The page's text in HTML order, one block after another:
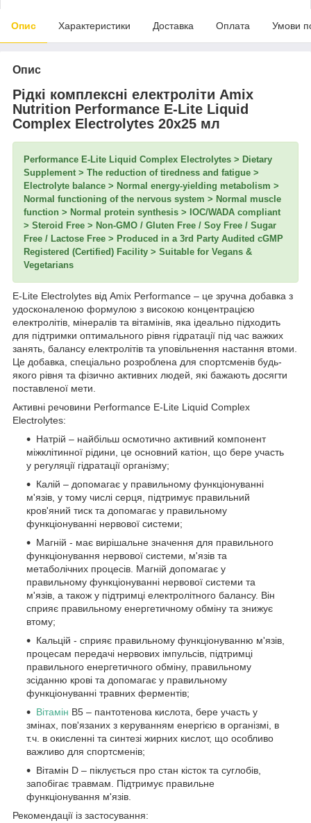
Опис Характеристики Доставка Оплата Умови
Опис
Рідкі комплексні електроліти Amix
Nutrition Performance E-Lite Liquid
Complex Electrolytes 20x25 мл
Performance E-Lite Liquid Complex Electrolytes > Dietary
Supplement > The reduction of tiredness and fatigue >
Electrolyte balance > Normal energy-yielding metabolism >
Normal functioning of the nervous system > Normal muscle
function > Normal protein synthesis > IOC/WADA compliant
> Steroid Free > Non-GMO / Gluten Free / Soy Free / Sugar
Free / Lactose Free > Produced in a 3rd Party Audited cGMP
Registered (Certified) Facility > Suitable for Vegans &
Vegetarians
E-Lite Electrolytes від Amix Performance – це зручна добавка з
удосконаленою формулою з високою концентрацією
електролітів, мінералів та вітамінів, яка ідеально підходить
для підтримки оптимального рівня гідратації під час важких
занять, балансу електролітів та уповільнення настання втоми.
Це добавка, спеціально розроблена для спортсменів будь-
якого рівня та фізично активних людей, які бажають досягти
поставленої мети.
Активні речовини Performance E-Lite Liquid Complex
Electrolytes:
Натрій – найбільш осмотично активний компонент
міжклітинної рідини, це основний катіон, що бере участь
у регуляції гідратації організму;
Калій – допомагає у правильному функціонуванні
м'язів, у тому числі серця, підтримує правильний
кров'яний тиск та допомагає у правильному
функціонуванні нервової системи;
Магній - має вирішальне значення для правильного
функціонування нервової системи, м'язів та
метаболічних процесів. Магній допомагає у
правильному функціонуванні нервової системи та
м'язів, а також у підтримці електролітного балансу. Він
сприяє правильному енергетичному обміну та знижує
втому;
Кальцій - сприяє правильному функціонуванню м'язів,
процесам передачі нервових імпульсів, підтримці
правильного енергетичного обміну, правильному
зсіданню крові та допомагає у правильному
функціонуванні травних ферментів;
Вітамін В5 – пантотенова кислота, бере участь у
змінах, пов'язаних з керуванням енергією в організмі, в
т.ч. в окисленні та синтезі жирних кислот, що особливо
важливо для спортсменів;
Вітамін D – піклується про стан кісток та суглобів,
запобігає травмам. Підтримує правильне
функціонування м'язів.
Рекомендації із застосування: